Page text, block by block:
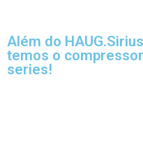
Além do
temos o
series!